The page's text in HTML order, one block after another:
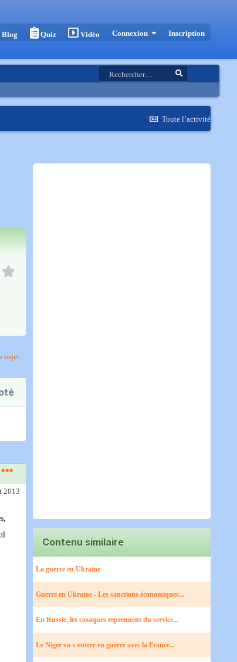
Blog Quiz Vidéo Connexion Inscription
Toute l’activité
sujet
2013
Contenu similaire
La guerre en Ukraine
Guerre en Ukraine - Les sanctions économiques...
En Russie, les cosaques reprennent du service...
Le Niger va « entrer en guerre avec la France...